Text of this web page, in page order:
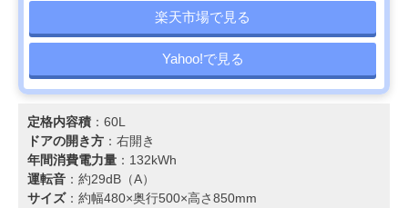
楽天市場で見る
Yahoo!で見る
定格内容積 ：60L
ドアの開き方 ：右開き
年間消費電力量 ：132kWh
運転音 ：約29dB（A）
サイズ：約幅480×奥行500×高さ850mm